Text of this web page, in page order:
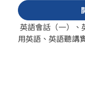
英語會話（一）、
用英語、英語聽講